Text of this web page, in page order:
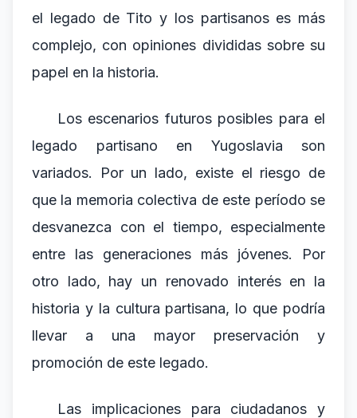
el legado de Tito y los partisanos es más
complejo, con opiniones divididas sobre su
papel en la historia.
Los escenarios futuros posibles para el
legado partisano en Yugoslavia son
variados. Por un lado, existe el riesgo de
que la memoria colectiva de este período se
desvanezca con el tiempo, especialmente
entre las generaciones más jóvenes. Por
otro lado, hay un renovado interés en la
historia y la cultura partisana, lo que podría
llevar a una mayor preservación y
promoción de este legado.
Las implicaciones para ciudadanos y